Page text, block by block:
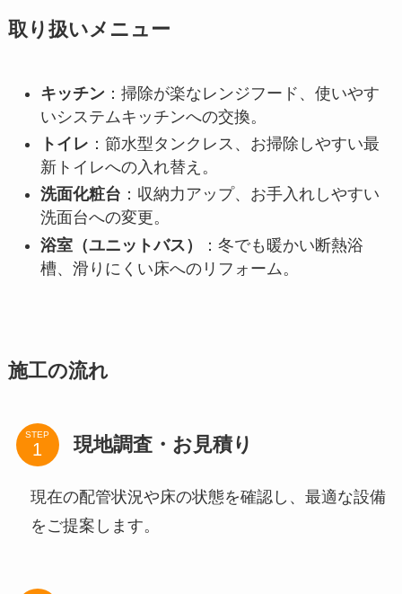
取り扱いメニュー
キッチン：掃除が楽なレンジフード、使いやす
いシステムキッチンへの交換。
トイレ ：節水型タンクレス、お掃除しやすい最
新トイレへの入れ替え。
洗面化粧台 ：収納力アップ、お手入れしやすい
洗面台への変更。
浴室（ユニットバス）
：冬でも暖かい断熱浴
槽、滑りにくい床へのリフォーム。
施工の流れ
STEP 現地調査・お見積り
現在の配管状況や床の状態を確認し、最適な設備
をご提案します。